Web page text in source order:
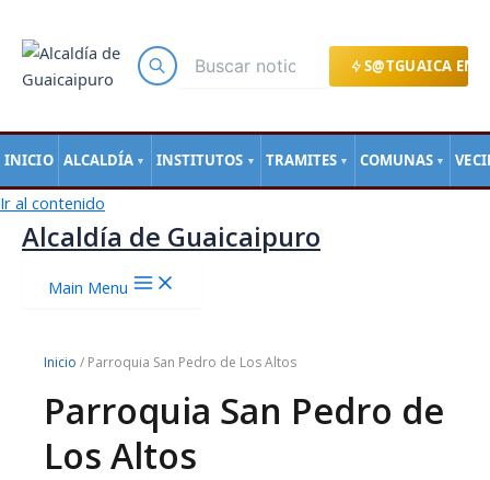
S@TGUAICA EN
INICIO ALCALDÍA ▼ INSTITUTOS ▼ TRAMITES ▼ COMUNAS ▼
Ir al contenido
Alcaldía de Guaicaipuro
Main Menu
Inicio / Parroquia San Pedro de Los Altos
Parroquia San Pedro de
Los Altos